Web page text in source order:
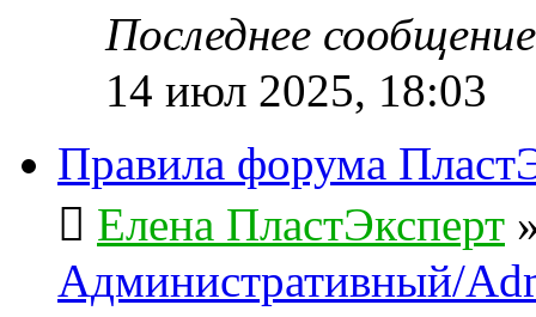
Последнее
14 июл 2025, 18:03
Правила форума
Елена ПластЭксперт
Административный/